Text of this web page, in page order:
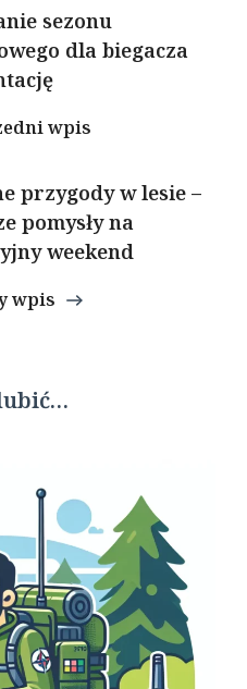
sezonu
dla biegacza
wpis
przygody w lesie –
pomysły na
weekend
wpis